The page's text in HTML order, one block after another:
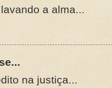
a alma...
na justiça...